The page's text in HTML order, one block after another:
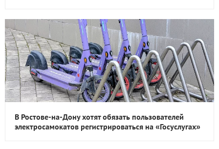
В Ростове-на-Дону хотят обязать пользователей
электросамокатов регистрироваться на «Госуслугах»